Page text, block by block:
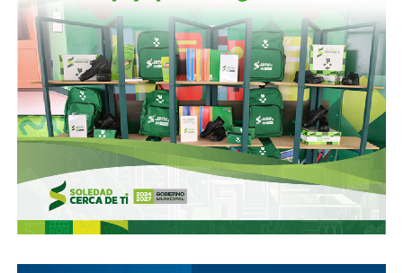
y jul. 2021; Folleto Informativo Definitivo, Bolsa Mexicana
de Valores, may. 2021).
Si bien todos estos empresarios se han aliado en otras
ocasiones (en 2017 ganaron la licitación para construir
el ahora cancelado Aeropuerto de Texcoco),cuando
se otorgó la concesión para la administración de El
Realito, ni Slim ni Martínez ni los copresidentes de
Televisa tenían sus actuales injerencias en Aquos, por
lo que se podría decir que ésta fue heredada, y acabó
dejando el control de la presa en las manos de cuatro de